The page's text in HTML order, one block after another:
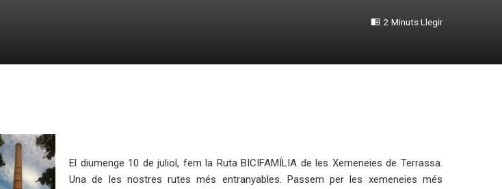
2 Minuts Llegir
El diumenge 10 de juliol, fem la Ruta BICIFAMÍLIA de les Xemeneies de Terrassa.
Una de les nostres rutes més entranyables. Passem per les xemeneies més